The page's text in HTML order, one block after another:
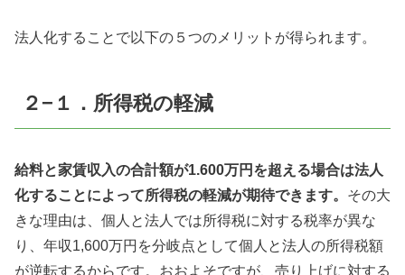
法人化することで以下の５つのメリットが得られます。
２−１．所得税の軽減
給料と家賃収入の合計額が1.600万円を超える場合は法人
化することによって所得税の軽減が期待できます。 その大
きな理由は、個人と法人では所得税に対する税率が異な
り、年収1,600万円を分岐点として個人と法人の所得税額
が逆転するからです。おおよそですが、売り上げに対する